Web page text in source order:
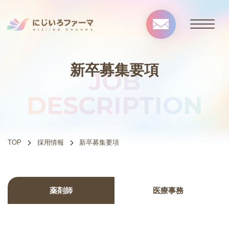
新卒募集要項
JOB
DESCRIPTION
TOP 採用情報 新卒募集要項
薬剤師 医療事務